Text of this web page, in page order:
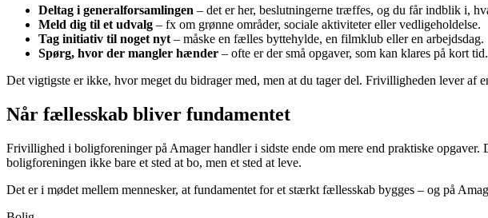
Deltag i generalforsamlingen – det er her, beslutningerne træffes, og du får indblik i,
Meld dig til et udvalg – fx om grønne områder, sociale aktiviteter eller vedligeholdelse.
Tag initiativ til noget nyt – måske en fælles byttehylde, en filmklub eller en arbejdsdag.
Spørg, hvor der mangler hænder – ofte er der små opgaver, som kan klares på kort tid.
Det vigtigste er ikke, hvor meget du bidrager med, men at du tager del. Frivilligheden lever af
Når fællesskab bliver fundamentet
Frivillighed i boligforeninger på Amager handler i sidste ende om mere end praktiske opgaver.
boligforeningen ikke bare et sted at bo, men et sted at leve.
Det er i mødet mellem mennesker, at fundamentet for et stærkt fællesskab bygges – og på